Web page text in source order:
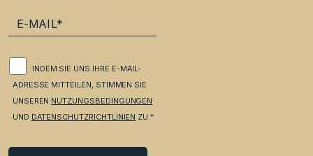
INDEM SIE UNS IHRE E-MAIL-
ADRESSE MITTEILEN, STIMMEN SIE
UNSEREN NUTZUNGSBEDINGUNGEN
UND DATENSCHUTZRICHTLINIEN ZU.*